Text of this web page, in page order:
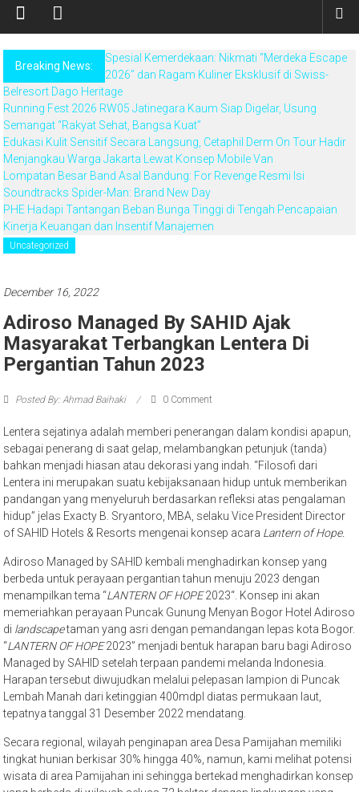
Breaking News:
Spesial Kemerdekaan: Nikmati “Merdeka Escape
2026” dan Ragam Kuliner Eksklusif di Swiss-
Belresort Dago Heritage
Running Fest 2026 RW05 Jatinegara Kaum Siap Digelar, Usung
Semangat “Rakyat Sehat, Bangsa Kuat”
Edukasi Kulit Sensitif Secara Langsung, Cetaphil Derm On Tour Hadir
Menjangkau Warga Jakarta Lewat Konsep Mobile Van
Lompatan Besar Band Asal Bandung: For Revenge Resmi Isi
Soundtracks Spider-Man: Brand New Day
PHE Hadapi Tantangan Beban Bunga Tinggi di Tengah Pencapaian
Kinerja Keuangan dan Insentif Manajemen
Uncategorized
December 16, 2022
Adiroso Managed By SAHID Ajak
Masyarakat Terbangkan Lentera Di
Pergantian Tahun 2023
Posted By: Ahmad Baihaki 0 Comment
Lentera sejatinya adalah memberi penerangan dalam kondisi apapun,
sebagai penerang di saat gelap, melambangkan petunjuk (tanda)
bahkan menjadi hiasan atau dekorasi yang indah. “Filosofi dari
Lentera ini merupakan suatu kebijaksanaan hidup untuk memberikan
pandangan yang menyeluruh berdasarkan refleksi atas pengalaman
hidup” jelas Exacty B. Sryantoro, MBA, selaku Vice President Director
of SAHID Hotels & Resorts mengenai konsep acara Lantern of Hope.
Adiroso Managed by SAHID kembali menghadirkan konsep yang
berbeda untuk perayaan pergantian tahun menuju 2023 dengan
menampilkan tema “LANTERN OF HOPE2023“. Konsep ini akan
memeriahkan perayaan Puncak Gunung Menyan Bogor Hotel Adiroso
di landscapetaman yang asri dengan pemandangan lepas kota Bogor.
“LANTERN OF HOPE2023” menjadi bentuk harapan baru bagi Adiroso
Managed by SAHID setelah terpaan pandemi melanda Indonesia.
Harapan tersebut diwujudkan melalui pelepasan lampion di Puncak
Lembah Manah dari ketinggian 400mdpl diatas permukaan laut,
tepatnya tanggal 31 Desember 2022 mendatang.
Secara regional, wilayah penginapan area Desa Pamijahan memiliki
tingkat hunian berkisar 30% hingga 40%, namun, kami melihat potensi
wisata di area Pamijahan ini sehingga bertekad menghadirkan konsep